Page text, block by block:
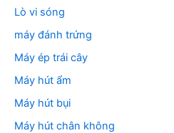
Lò vi sóng
máy đánh trứng
Máy ép trái cây
Máy hút ẩm
Máy hút bụi
Máy hút chân không